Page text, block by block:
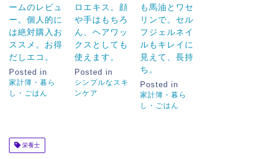
ームのレビュ
ー。個人的に
は絶対購入お
ススメ。お得
だしエコ。
Posted in
家計簿・暮ら
し・ごはん
ロエキス。顔
や手はもちろ
ん、ヘアワッ
クスとしても
使えます。
Posted in
シンプルなスキ
ンケア
も馬油とワセ
リンで。セル
フジェルネイ
ルもキレイに
見えて、長持
ち。
Posted in
家計簿・暮ら
し・ごはん
栄養士